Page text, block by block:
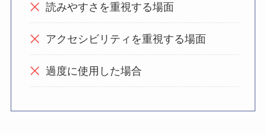
読みやすさを重視する場面
アクセシビリティを重視する場面
過度に使用した場合